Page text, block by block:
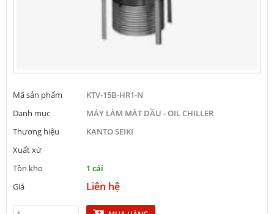
Mã sản phẩm
KTV-15B-HR1-N
Danh mục
MÁY LÀM MÁT DẦU - OIL CHILLER
Thương hiệu
KANTO SEIKI
Xuất xứ
Tồn kho
1 cái
Giá
Liên hệ